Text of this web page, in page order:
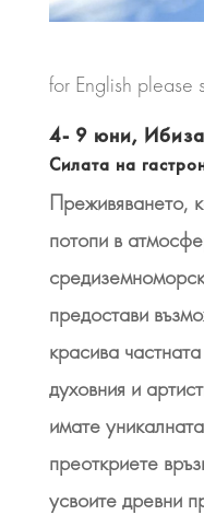
for English please
4- 9 юни,
Силата на
Преживяването,
потопи в
предостави
красива
духовния и
имате
преоткриете
усвоите древни